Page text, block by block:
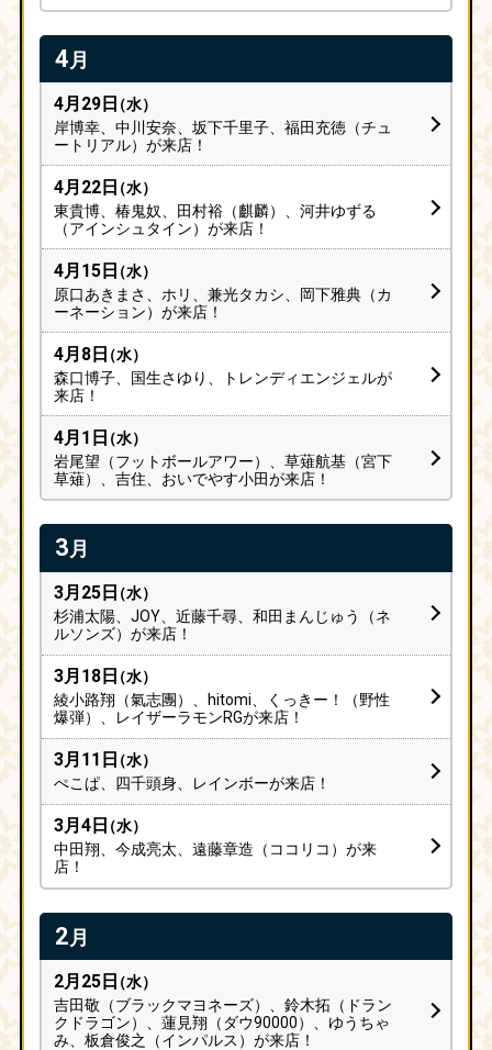
4 月
4月29日（水）
岸博幸、中川安奈、坂下千里子、福田充徳（チュ
ートリアル）が来店！
4月22日（水）
東貴博、椿鬼奴、田村裕（麒麟）、河井ゆずる
（アインシュタイン）が来店！
4月15日（水）
原口あきまさ、ホリ、兼光タカシ、岡下雅典（カ
ーネーション）が来店！
4月8日（水）
森口博子、国生さゆり、トレンディエンジェルが
来店！
4月1日（水）
岩尾望（フットボールアワー）、草薙航基（宮下
草薙）、吉住、おいでやす小田が来店！
3月
3月25日（水）
杉浦太陽、JOY、近藤千尋、和田まんじゅう（ネ
ルソンズ）が来店！
3月18日（水）
綾小路翔（氣志團）、hitomi、くっきー！（野性
爆弾）、レイザーラモンRGが来店！
3月11日（水）
ぺこぱ、四千頭身、レインボーが来店！
3月4日（水）
中田翔、今成亮太、遠藤章造（ココリコ）が来
店！
2 月
2月25日（水）
吉田敬（ブラックマヨネーズ）、鈴木拓（ドラン
クドラゴン）、 蓮見翔（ダウ90000）、ゆうちゃ
み、板倉俊之（インパルス）が来店！